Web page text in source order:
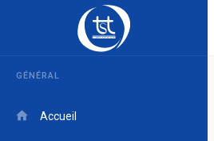
GÉNÉRAL
Accueil